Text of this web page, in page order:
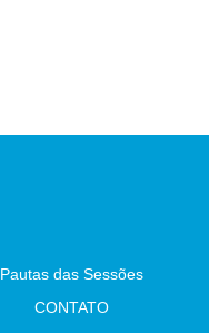
Pautas das Sessões
CONTATO